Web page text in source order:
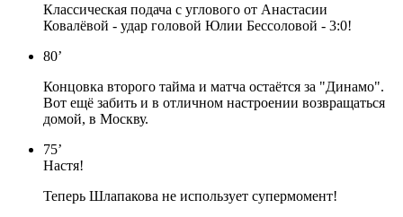
Классическая подача с углового от Анастасии
Ковалёвой - удар головой Юлии Бессоловой - 3:0!
80’
Концовка второго тайма и матча остаётся за "Динамо".
Вот ещё забить и в отличном настроении возвращаться
домой, в Москву.
75’
Настя!
Теперь Шлапакова не использует супермомент!